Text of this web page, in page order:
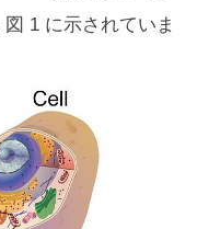
図 1 に示されていま